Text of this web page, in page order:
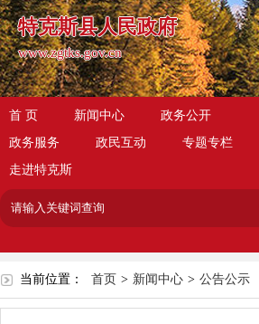
特克斯县人民政府
www.zgtks.gov.cn
首 页 新闻中心
政务公开
政务服务
政民互动
专题专栏
走进特克斯
当前位置： 首页 > 新闻中心 > 公告公示